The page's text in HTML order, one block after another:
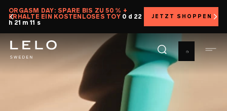
Direkt
zum
Inhalt
ORGASM DAY: SPARE BIS ZU 50 % +
ERHALTE EIN KOSTENLOSES TOY 0 d 22
h 21 m 10 s
JETZT SHOPPEN